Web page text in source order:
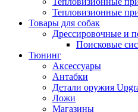
Тепловизионные
Товары для собак
Дрессировочные и
Поисковые
Тюнинг
Аксессуары
Антабки
Детали оружия
Ложи
Магазины